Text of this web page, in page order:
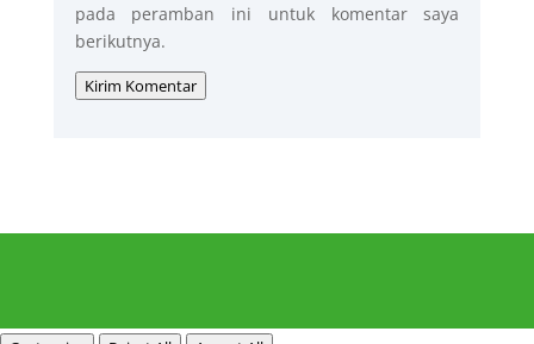
pada peramban ini untuk komentar saya
berikutnya.
Kirim Komentar